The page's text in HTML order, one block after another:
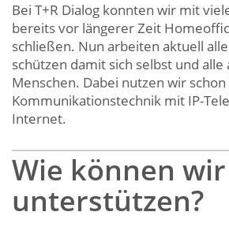
Bei T+R Dialog konnten wir mit
bereits vor längerer Zeit
schließen. Nun arbeiten aktuell
schützen damit sich selbst und alle
Menschen. Dabei nutzen wir
Kommunikationstechnik mit IP-
Internet.
Wie können
unterstützen?